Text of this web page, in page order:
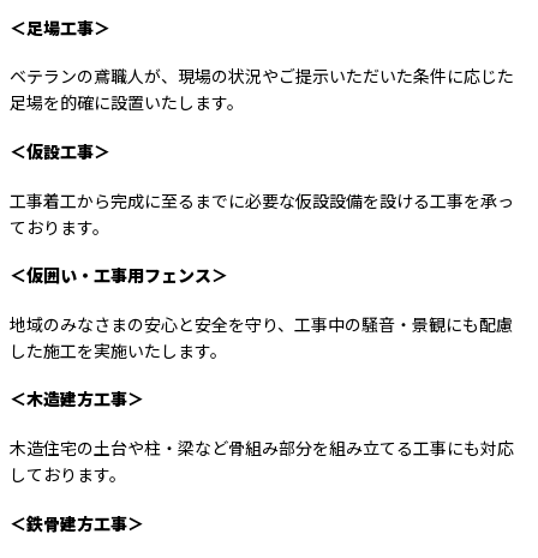
＜足場工事＞
ベテランの鳶職人が、現場の状況やご提示いただいた条件に応じた
足場を的確に設置いたします。
＜仮設工事＞
工事着工から完成に至るまでに必要な仮設設備を設ける工事を承っ
ております。
＜仮囲い・工事用フェンス＞
地域のみなさまの安心と安全を守り、工事中の騒音・景観にも配慮
した施工を実施いたします。
＜木造建方工事＞
木造住宅の土台や柱・梁など骨組み部分を組み立てる工事にも対応
しております。
＜鉄骨建方工事＞